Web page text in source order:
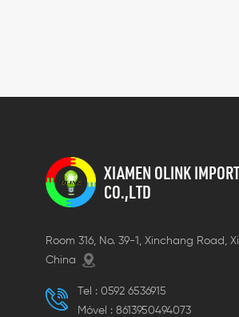
XIAMEN OLINK
CO.,LTD
Room 316, No. 39-1, Xinchang Road,
China
Tel : 0592 6536915
Móvel : 8613950494073